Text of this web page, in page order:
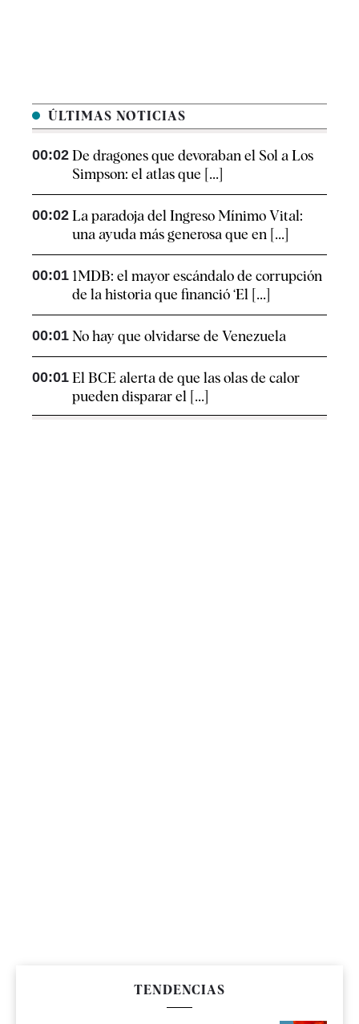
ÚLTIMAS NOTICIAS
00:02 De dragones que devoraban el Sol a Los
Simpson: el atlas que [...]
00:02 La paradoja del Ingreso Mínimo Vital:
una ayuda más generosa que en [...]
00:01 1MDB: el mayor escándalo de corrupción
de la historia que financió ‘El [...]
00:01 No hay que olvidarse de Venezuela
00:01 El BCE alerta de que las olas de calor
pueden disparar el [...]
TENDENCIAS